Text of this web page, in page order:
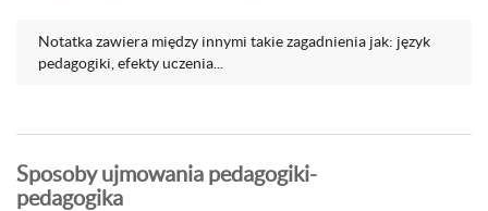
Notatka zawiera między innymi takie zagadnienia jak: język
pedagogiki, efekty uczenia...
Sposoby ujmowania pedagogiki-
pedagogika